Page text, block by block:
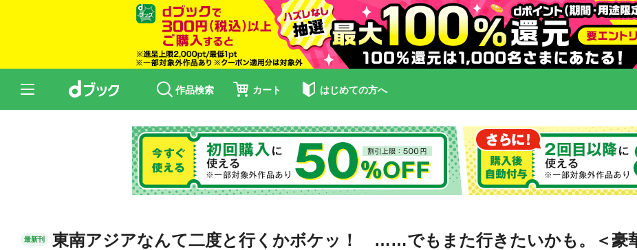
作品検索 カート はじめての方へ
最新刊 東南アジアなんて二度と行くかボケッ！ ……でもまた行きたいかも。＜豪